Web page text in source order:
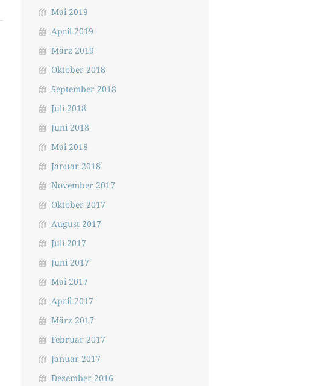
Mai 2019
April 2019
März 2019
Oktober 2018
September 2018
Juli 2018
Juni 2018
Mai 2018
Januar 2018
November 2017
Oktober 2017
August 2017
Juli 2017
Juni 2017
Mai 2017
April 2017
März 2017
Februar 2017
Januar 2017
Dezember 2016